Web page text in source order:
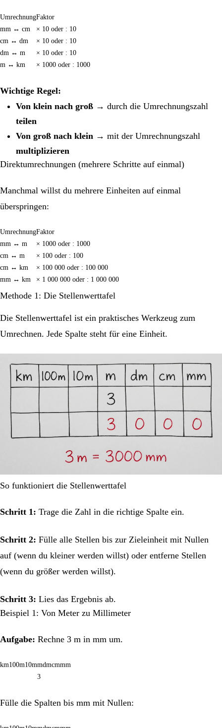
UmrechnungFaktor
mm ↔ cm
× 10 oder : 10
cm ↔ dm
× 10 oder : 10
dm ↔ m
× 10 oder : 10
m ↔ km
× 1000 oder : 1000
Wichtige Regel:
Von klein nach groß → durch die Umrechnungszahl
teilen
Von groß nach klein → mit der Umrechnungszahl
multiplizieren
Direktumrechnungen (mehrere Schritte auf einmal)
Manchmal willst du mehrere Einheiten auf einmal
überspringen:
UmrechnungFaktor
mm ↔ m
× 1000 oder : 1000
cm ↔ m
× 100 oder : 100
cm ↔ km
× 100 000 oder : 100 000
mm ↔ km
× 1 000 000 oder : 1 000 000
Methode 1: Die Stellenwerttafel
Die Stellenwerttafel ist ein praktisches Werkzeug zum
Umrechnen. Jede Spalte steht für eine Einheit.
So funktioniert die Stellenwerttafel
Schritt 1: Trage die Zahl in die richtige Spalte ein.
Schritt 2: Fülle alle Stellen bis zur Zieleinheit mit Nullen
auf (wenn du kleiner werden willst) oder entferne Stellen
(wenn du größer werden willst).
Schritt 3: Lies das Ergebnis ab.
Beispiel 1: Von Meter zu Millimeter
Aufgabe: Rechne 3 m in mm um.
km100m10mmdmcmmm
3
Fülle die Spalten bis mm mit Nullen: